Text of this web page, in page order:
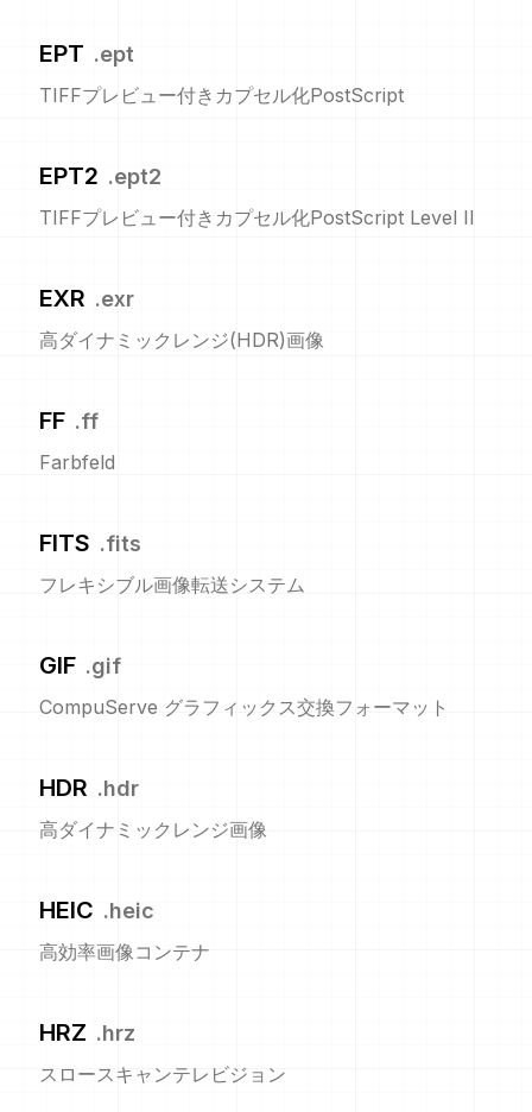
EPT .ept
TIFFプレビュー付きカプセル化PostScript
EPT2 .ept2
TIFFプレビュー付きカプセル化PostScript Level II
EXR .exr
高ダイナミックレンジ(HDR)画像
FF .ff
Farbfeld
FITS .fits
フレキシブル画像転送システム
GIF .gif
CompuServe グラフィックス交換フォーマット
HDR .hdr
高ダイナミックレンジ画像
HEIC .heic
高効率画像コンテナ
HRZ .hrz
スロースキャンテレビジョン